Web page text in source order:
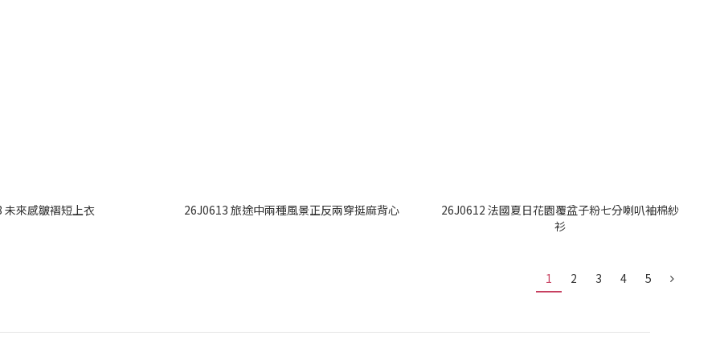
未來感皺褶短上衣 26J0613 旅途中兩種風景正反兩穿挺麻背心
26J0612 法國夏日花園覆盆子粉七分喇叭袖棉紗
衫
1 2 3 4 5